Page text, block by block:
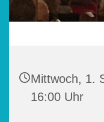
Mittwoch, 1.
16:00 Uhr